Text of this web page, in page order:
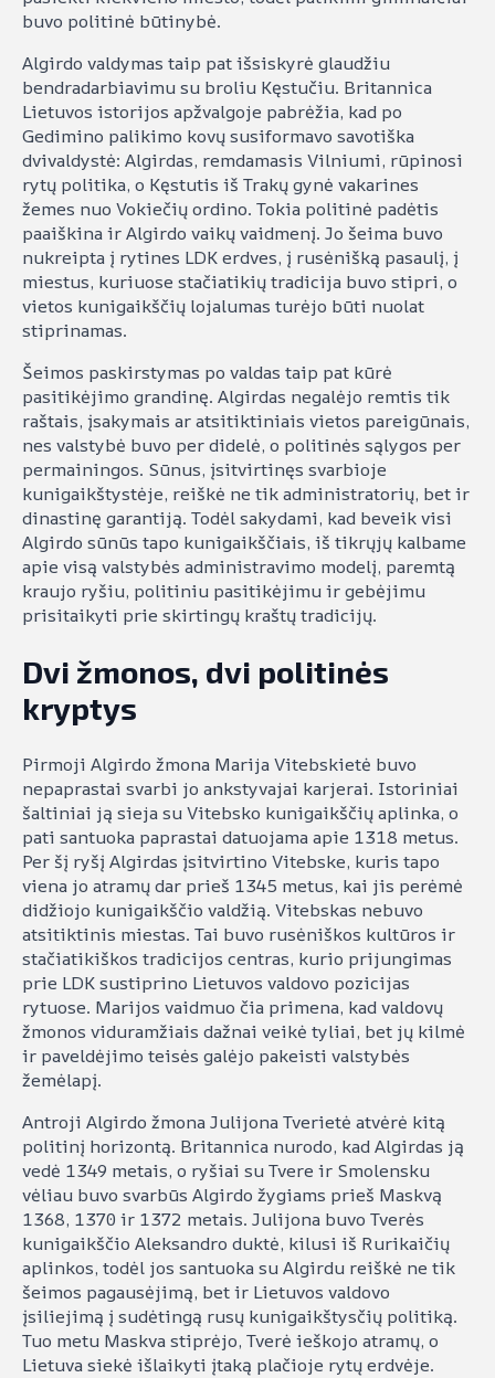
buvo politinė būtinybė.
Algirdo valdymas taip pat išsiskyrė glaudžiu
bendradarbiavimu su broliu Kęstučiu. Britannica
Lietuvos istorijos apžvalgoje pabrėžia, kad po
Gedimino palikimo kovų susiformavo savotiška
dvivaldystė: Algirdas, remdamasis Vilniumi, rūpinosi
rytų politika, o Kęstutis iš Trakų gynė vakarines
žemes nuo Vokiečių ordino. Tokia politinė padėtis
paaiškina ir Algirdo vaikų vaidmenį. Jo šeima buvo
nukreipta į rytines LDK erdves, į rusėnišką pasaulį, į
miestus, kuriuose stačiatikių tradicija buvo stipri, o
vietos kunigaikščių lojalumas turėjo būti nuolat
stiprinamas.
Šeimos paskirstymas po valdas taip pat kūrė
pasitikėjimo grandinę. Algirdas negalėjo remtis tik
raštais, įsakymais ar atsitiktiniais vietos pareigūnais,
nes valstybė buvo per didelė, o politinės sąlygos per
permainingos. Sūnus, įsitvirtinęs svarbioje
kunigaikštystėje, reiškė ne tik administratorių, bet ir
dinastinę garantiją. Todėl sakydami, kad beveik visi
Algirdo sūnūs tapo kunigaikščiais, iš tikrųjų kalbame
apie visą valstybės administravimo modelį, paremtą
kraujo ryšiu, politiniu pasitikėjimu ir gebėjimu
prisitaikyti prie skirtingų kraštų tradicijų.
Dvi žmonos, dvi politinės
kryptys
Pirmoji Algirdo žmona Marija Vitebskietė buvo
nepaprastai svarbi jo ankstyvajai karjerai. Istoriniai
šaltiniai ją sieja su Vitebsko kunigaikščių aplinka, o
pati santuoka paprastai datuojama apie 1318 metus.
Per šį ryšį Algirdas įsitvirtino Vitebske, kuris tapo
viena jo atramų dar prieš 1345 metus, kai jis perėmė
didžiojo kunigaikščio valdžią. Vitebskas nebuvo
atsitiktinis miestas. Tai buvo rusėniškos kultūros ir
stačiatikiškos tradicijos centras, kurio prijungimas
prie LDK sustiprino Lietuvos valdovo pozicijas
rytuose. Marijos vaidmuo čia primena, kad valdovų
žmonos viduramžiais dažnai veikė tyliai, bet jų kilmė
ir paveldėjimo teisės galėjo pakeisti valstybės
žemėlapį.
Antroji Algirdo žmona Julijona Tverietė atvėrė kitą
politinį horizontą. Britannica nurodo, kad Algirdas ją
vedė 1349 metais, o ryšiai su Tvere ir Smolensku
vėliau buvo svarbūs Algirdo žygiams prieš Maskvą
1368, 1370 ir 1372 metais. Julijona buvo Tverės
kunigaikščio Aleksandro duktė, kilusi iš Rurikaičių
aplinkos, todėl jos santuoka su Algirdu reiškė ne tik
šeimos pagausėjimą, bet ir Lietuvos valdovo
įsiliejimą į sudėtingą rusų kunigaikštysčių politiką.
Tuo metu Maskva stiprėjo, Tverė ieškojo atramų, o
Lietuva siekė išlaikyti įtaką plačioje rytų erdvėje.